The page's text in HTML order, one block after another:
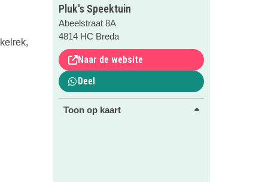
Pluk's Speektuin
Abeelstraat 8A
4814 HC Breda
Naar de website
Deel
Toon op kaart